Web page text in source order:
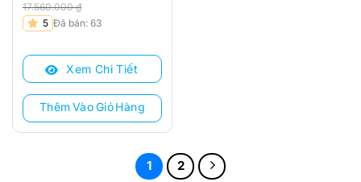
17.560.000₫
Giá
là:
17.560.000 ₫.
Giá
tại
12.960.000 ₫.
5 Đã bán: 63
Xem Chi Tiết
Thêm Vào Giỏ Hàng
1 2